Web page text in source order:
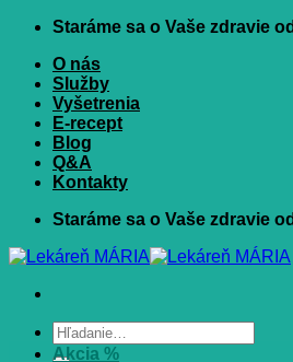
Skip
content
Staráme sa o Vaše zdravie
O nás
Služby
Vyšetrenia
E-recept
Blog
Q&A
Kontakty
Staráme sa o Vaše zdravie
Hľadať:
Akcia %